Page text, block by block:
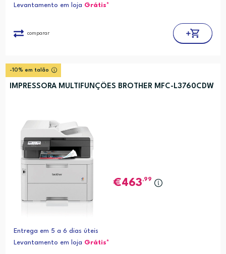
Levantamento em loja Grátis*
comparar
-10% em talão
IMPRESSORA MULTIFUNÇÕES BROTHER MFC-L3760CDW
463,99
Entrega em 5 a 6 dias úteis
Levantamento em loja Grátis*